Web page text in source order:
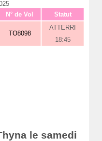
N° de Vol Statut
TO8098
ATTERRI
18:45
le samedi